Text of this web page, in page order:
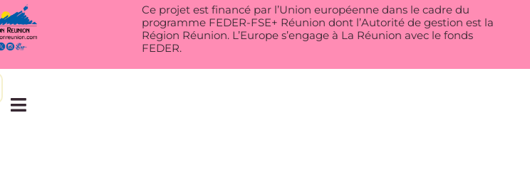
Ce projet est financé par l’Union européenne dans le cadre du
programme FEDER-FSE+ Réunion dont l’Autorité de gestion est la
Région Réunion. L’Europe s’engage à La Réunion avec le fonds
FEDER.